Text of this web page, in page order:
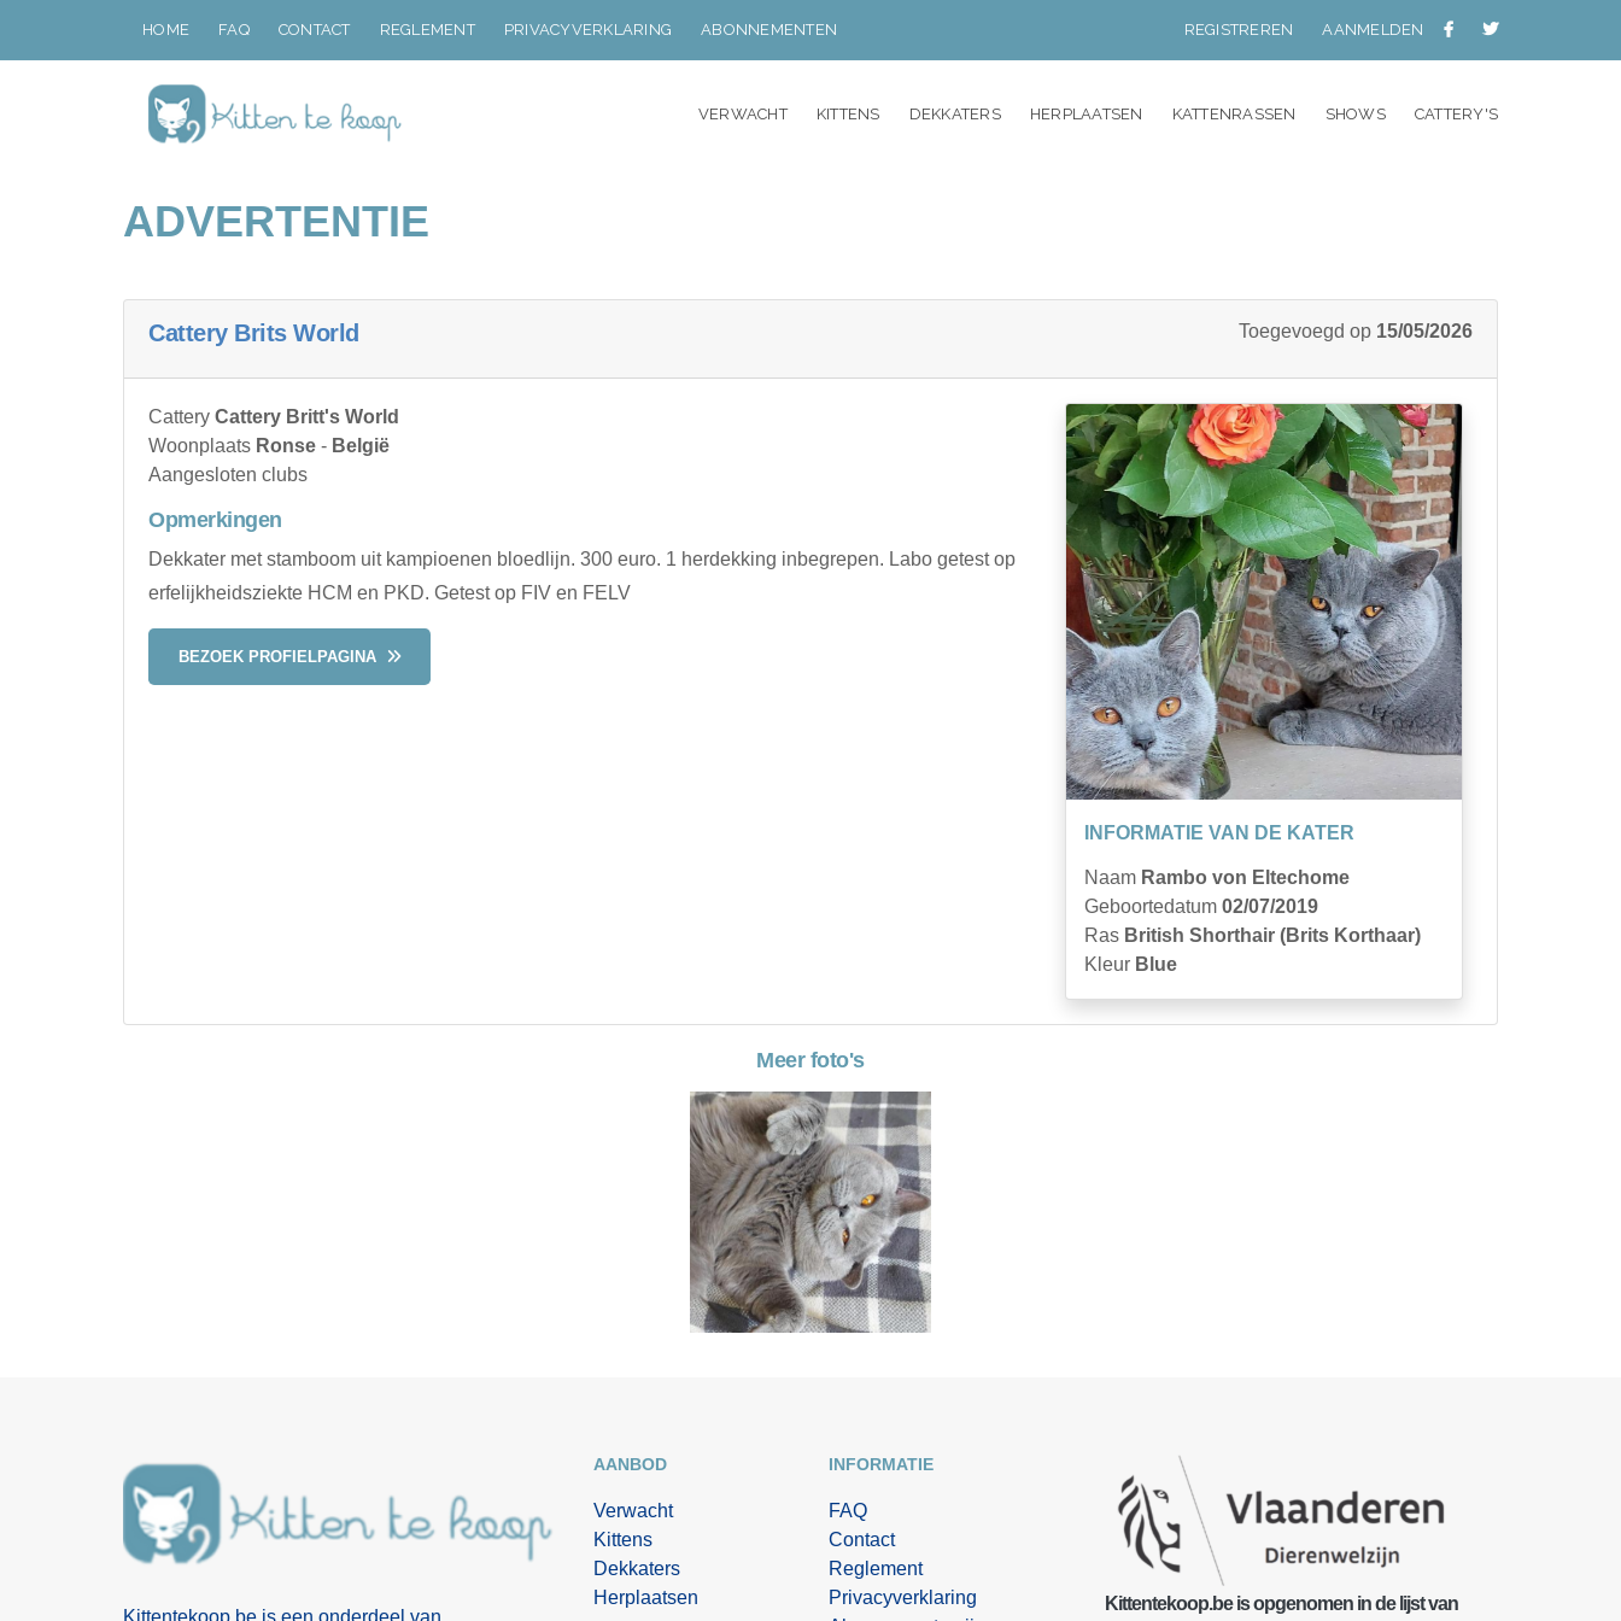
HOME FAQ CONTACT REGLEMENT PRIVACYVERKLARING ABONNEMENTEN REGISTREREN AANMELDEN
VERWACHT KITTENS DEKKATERS HERPLAATSEN KATTENRASSEN SHOWS CATTERY'S
ADVERTENTIE
Cattery Brits World Toegevoegd op 15/05/2026
Cattery Cattery Britt's World
Woonplaats Ronse - België
Aangesloten clubs
Opmerkingen
Dekkater met stamboom uit kampioenen bloedlijn. 300 euro. 1 herdekking inbegrepen. Labo getest op
erfelijkheidsziekte HCM en PKD. Getest op FIV en FELV
BEZOEK PROFIELPAGINA
INFORMATIE VAN DE KATER
Naam Rambo von Eltechome
Geboortedatum 02/07/2019
Ras British Shorthair (Brits Korthaar)
Kleur Blue
Meer foto's
Kittentekoop.be is een onderdeel van
AANBOD
Verwacht
Kittens
Dekkaters
Herplaatsen
INFORMATIE
FAQ
Contact
Reglement
Privacyverklaring
Kittentekoop.be is opgenomen in de lijst van